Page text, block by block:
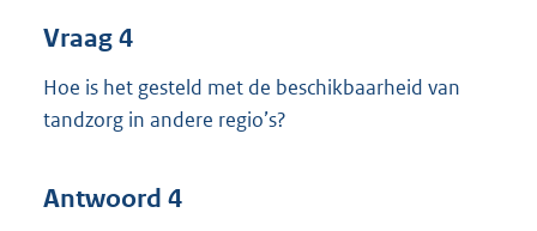
Vraag 4
Hoe is het gesteld met de beschikbaarheid van
tandzorg in andere regio’s?
Antwoord 4